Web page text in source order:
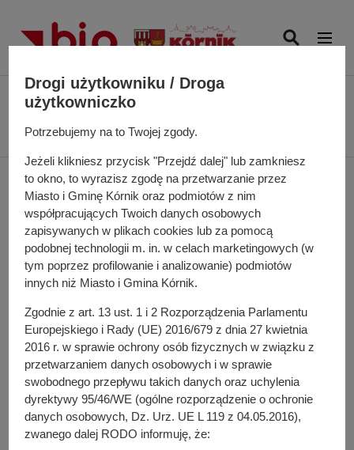
Biuletyn Informacji Publicznej UMiG Kórnik
Drukarskiej, Dziennikarskiej i Telewizyjnej, gmina Kórnik - 5.12.2025 r.
Projekt miejscowego
planu zagospodarowania
przestrzennego we wsi
Koninko, w rejonie ulicy
Drukarskiej,
Dziennikarskiej i
Telewizyjnej, gmina
Kórnik - 5.12.2025 r.
Drogi użytkowniku / Droga
użytkowniczko
Potrzebujemy na to Twojej zgody.
Jeżeli klikniesz przycisk "Przejdź dalej" lub zamkniesz
to okno, to wyrazisz zgodę na przetwarzanie przez
Miasto i Gminę Kórnik oraz podmiotów z nim
współpracujących Twoich danych osobowych
zapisywanych w plikach cookies lub za pomocą
podobnej technologii m. in. w celach marketingowych (w
tym poprzez profilowanie i analizowanie) podmiotów
innych niż Miasto i Gmina Kórnik.
Zgodnie z art. 13 ust. 1 i 2 Rozporządzenia Parlamentu
Europejskiego i Rady (UE) 2016/679 z dnia 27 kwietnia
2016 r. w sprawie ochrony osób fizycznych w związku z
przetwarzaniem danych osobowych i w sprawie
swobodnego przepływu takich danych oraz uchylenia
dyrektywy 95/46/WE (ogólne rozporządzenie o ochronie
danych osobowych, Dz. Urz. UE L 119 z 04.05.2016),
zwanego dalej RODO informuję, że: